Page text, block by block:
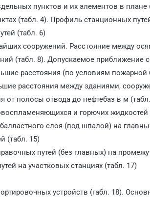
пунктов и их элементов в
(табл. 4). Профиль станционных
(табл. 6)
сооружений. Расстояние между
(табл. 8). Допускаемое приближение
расстояния (по условиям пожарной
расстояния между зданиями,
от полосы отвода до нефтебаз в м
и горючих жидкостей
слоя (под шпалой) на
(табл. 15)
путей (без главных) на
на участковых станциях (табл. 17)
устройств (габл. 18).